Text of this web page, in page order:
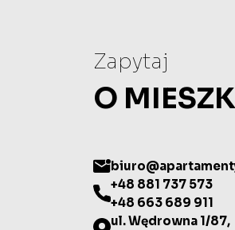
Zapytaj
O
+48 881 737 573
+48 663 689 911
ul. Wędrowna 1/87,